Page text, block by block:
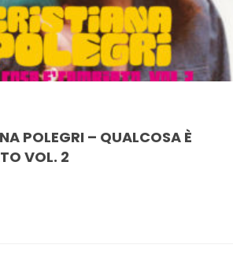
POLEGRI – QUALCOSA È
VOL. 2